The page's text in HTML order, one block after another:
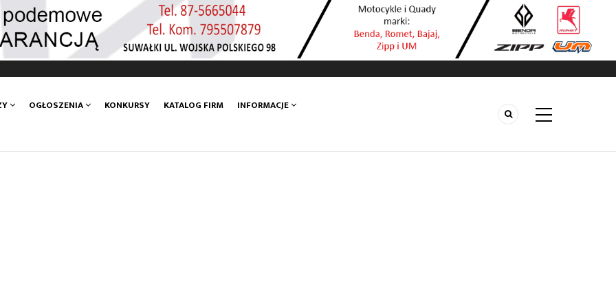
OGŁOSZENIA KONKURSY KATALOG FIRM INFORMACJE